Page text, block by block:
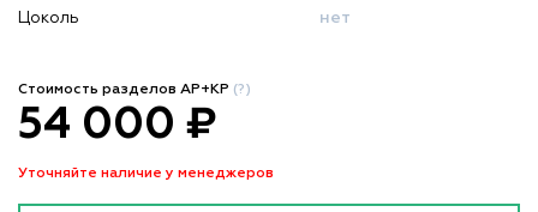
Цоколь нет
Стоимость разделов АР+КР (?)
54 000 ₽
Уточняйте наличие у менеджеров